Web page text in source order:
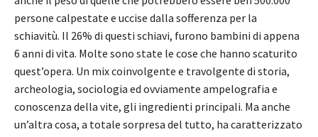
persone calpestate e uccise dalla sofferenza per la
schiavitù. Il 26% di questi schiavi, furono bambini di appena
6 anni di vita. Molte sono state le cose che hanno scaturito
quest’opera. Un mix coinvolgente e travolgente di storia,
archeologia, sociologia ed ovviamente ampelografia e
conoscenza della vite, gli ingredienti principali. Ma anche
un’altra cosa, a totale sorpresa del tutto, ha caratterizzato